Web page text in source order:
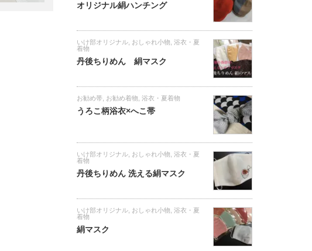
オリジナル絹ハンチング
いけ部オリジナル おしゃれ小物 浴衣・夏
着物
丹後ちりめん 絹マスク
お勧め帯 お勧め着物 浴衣・夏着物
うろこ柄浴衣×へこ帯
いけ部オリジナル おしゃれ小物 浴衣・夏
着物
丹後ちりめん 洗える絹マスク
いけ部オリジナル おしゃれ小物 浴衣・夏
着物
絹マスク